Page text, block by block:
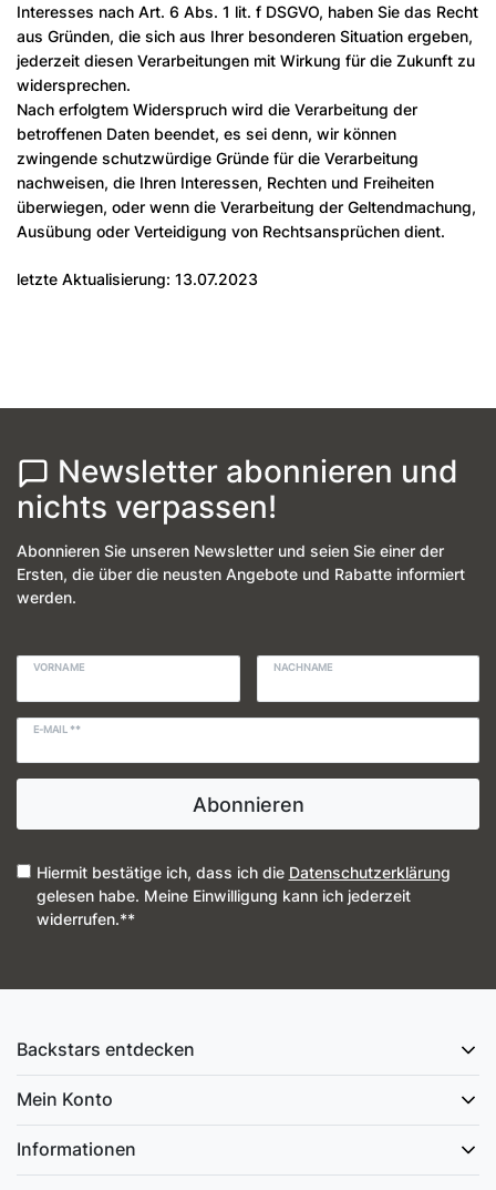
Interesses nach Art. 6 Abs. 1 lit. f DSGVO, haben Sie das Recht
aus Gründen, die sich aus Ihrer besonderen Situation ergeben,
jederzeit diesen Verarbeitungen mit Wirkung für die Zukunft zu
widersprechen.
Nach erfolgtem Widerspruch wird die Verarbeitung der
betroffenen Daten beendet, es sei denn, wir können
zwingende schutzwürdige Gründe für die Verarbeitung
nachweisen, die Ihren Interessen, Rechten und Freiheiten
überwiegen, oder wenn die Verarbeitung der Geltendmachung,
Ausübung oder Verteidigung von Rechtsansprüchen dient.
letzte Aktualisierung: 13.07.2023
Newsletter abonnieren und
nichts verpassen!
Abonnieren Sie unseren Newsletter und seien Sie einer der
Ersten, die über die neusten Angebote und Rabatte informiert
werden.
VORNAME NACHNAME
E-MAIL **
Abonnieren
Hiermit bestätige ich, dass ich die Daten­schutz­erklärung
gelesen habe. Meine Einwilligung kann ich jederzeit
widerrufen.**
Backstars entdecken
Mein Konto
Informationen